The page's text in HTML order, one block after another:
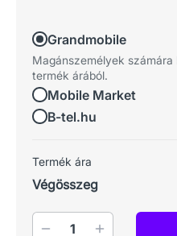
Grandmobile
Magánszemélyek
termék árából.
Mobile Market
B-tel.hu
Termék ára
Végösszeg
Mennyiség